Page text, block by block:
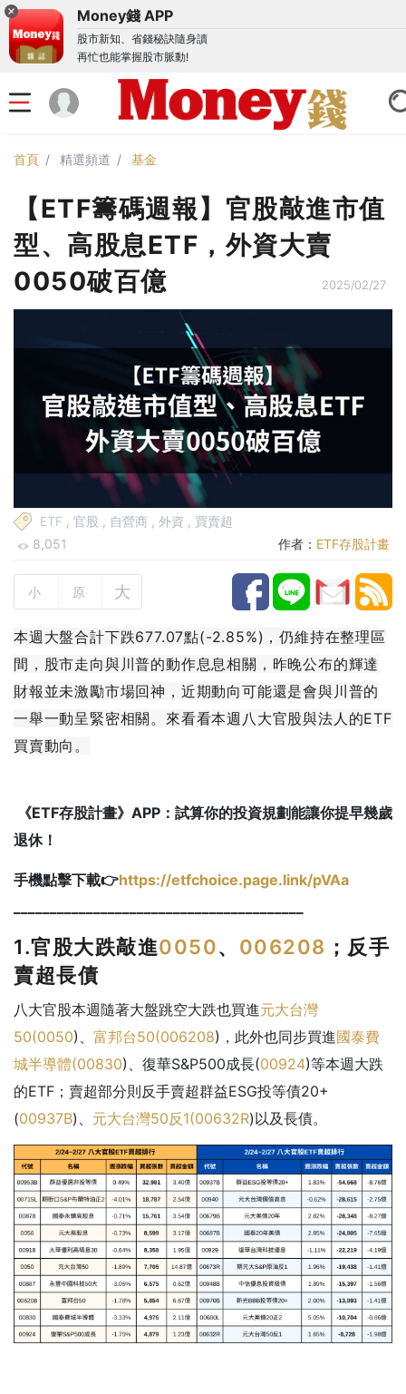
Money錢 APP
股市新知、省錢秘訣隨身讀
再忙也能掌握股市脈動!
首頁 精選頻道 基金
【ETF籌碼週報】官股敲進市值
型、高股息ETF，外資大賣
0050破百億
2025/02/27
ETF , 官股 , 自營商 , 外資 , 買賣超
8,051
作者： ETF存股計畫
小 原 大
本週大盤合計下跌677.07點(-2.85%)，仍維持在整理區
間，股市走向與川普的動作息息相關，昨晚公布的輝達
財報並未激勵市場回神，近期動向可能還是會與川普的
一舉一動呈緊密相關。來看看本週八大官股與法人的ETF
買賣動向。
《ETF存股計畫》APP：試算你的投資規劃能讓你提早幾歲
退休！
手機點擊下載👉https://etfchoice.page.link/pVAa
1.官股大跌敲進0050、 006208 ；反手
賣超長債
八大官股本週隨著大盤跳空大跌也買進元大台灣
50(0050)、 富邦台50(006208)，此外也同步買進國泰費
城半導體(00830)、復華S&P500成長(00924)等本週大跌
的ETF；賣超部分則反手賣超群益ESG投等債20+
(00937B)、 元大台灣50反1(00632R)以及長債。